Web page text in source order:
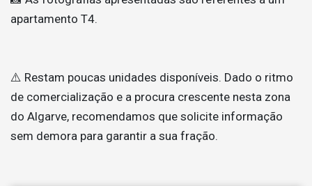
apartamento T4.
⚠️ Restam poucas unidades disponíveis. Dado o ritmo
de comercialização e a procura crescente nesta zona
do Algarve, recomendamos que solicite informação
sem demora para garantir a sua fração.